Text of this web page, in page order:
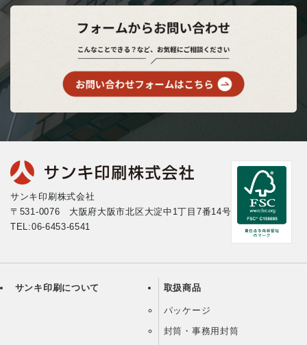
サンキ印刷株式会社
〒531-0076 大阪府大阪市北区大淀中1丁目7番14号
TEL:06-6453-6541
サンキ印刷について 取扱商品
パッケージ
封筒・事務用封筒